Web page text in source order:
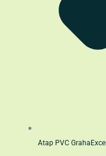
Atap PVC GrahaExcel